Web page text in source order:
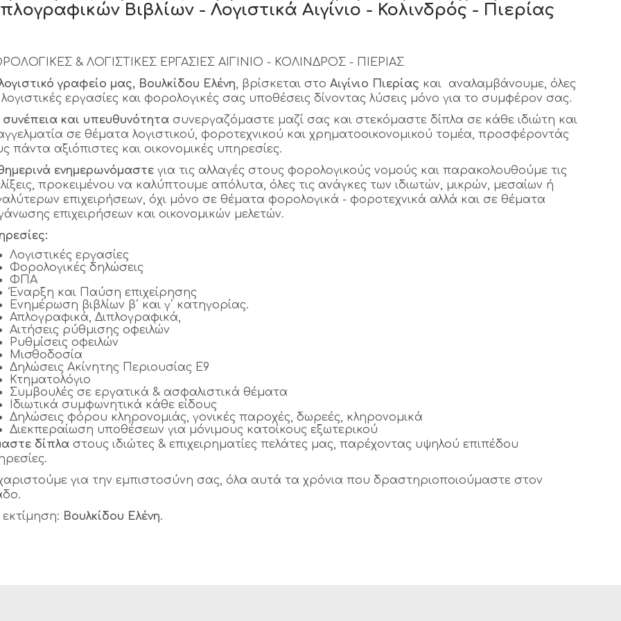
Βιβλίων - Λογιστικά Αιγίνιο - Κολινδρός - Πιερίας
& ΛΟΓΙΣΤΙΚΕΣ ΕΡΓΑΣΙΕΣ ΑΙΓΙΝΙΟ - ΚΟΛΙΝΔΡΟΣ - ΠΙΕΡΙΑΣ
γραφείο μας, Βουλκίδου Ελένη, βρίσκεται στο Αιγίνιο Πιερίας και αναλαμβάνουμε, όλες
λογιστικές εργασίες και φορολογικές σας υποθέσεις δίνοντας λύσεις μόνο για το συμφέρον σας.
και υπευθυνότητα συνεργαζόμαστε μαζί σας και στεκόμαστε δίπλα σε κάθε ιδιώτη και
σε θέματα λογιστικού, φοροτεχνικού και χρηματοοικονομικού τομέα, προσφέροντάς
πάντα αξιόπιστες και οικονομικές υπηρεσίες.
ενημερωνόμαστε για τις αλλαγές στους φορολογικούς νομούς και παρακολουθούμε τις
προκειμένου να καλύπτουμε απόλυτα, όλες τις ανάγκες των ιδιωτών, μικρών, μεσαίων ή
επιχειρήσεων, όχι μόνο σε θέματα φορολογικά - φοροτεχνικά αλλά και σε θέματα
επιχειρήσεων και οικονομικών μελετών.
Λογιστικές εργασίες
Φορολογικές δηλώσεις
ΦΠΑ
Έναρξη και Παύση επιχείρησης
Ενημέρωση βιβλίων β΄ και γ΄ κατηγορίας.
Απλογραφικά, Διπλογραφικά,
Αιτήσεις ρύθμισης οφειλών
Ρυθμίσεις οφειλών
Μισθοδοσία
Δηλώσεις Ακίνητης Περιουσίας Ε9
Κτηματολόγιο
Συμβουλές σε εργατικά & ασφαλιστικά θέματα
Ιδιωτικά συμφωνητικά κάθε είδους
Δηλώσεις φόρου κληρονομιάς, γονικές παροχές, δωρεές, κληρονομικά
Διεκπεραίωση υποθέσεων για μόνιμους κατοίκους εξωτερικού
δίπλα στους ιδιώτες & επιχειρηματίες πελάτες μας, παρέχοντας υψηλού επιπέδου
για την εμπιστοσύνη σας, όλα αυτά τα χρόνια που δραστηριοποιούμαστε στον
Βουλκίδου Ελένη.